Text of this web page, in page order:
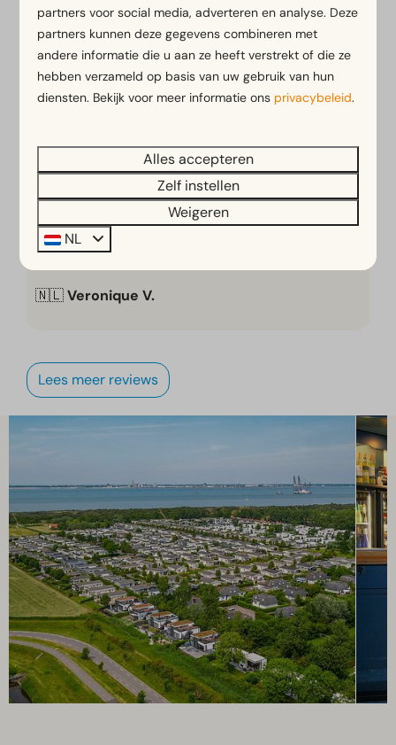
🇩🇪Jürgen T.
9
Erwin De C.
9
🇳🇱Veronique V.
Lees meer reviews
partners voor social media, adverteren en analyse. Deze
partners kunnen deze gegevens combineren met
andere informatie die u aan ze heeft verstrekt of die ze
hebben verzameld op basis van uw gebruik van hun
diensten. Bekijk voor meer informatie ons privacybeleid.
Alles accepteren
Zelf instellen
Weigeren
NL